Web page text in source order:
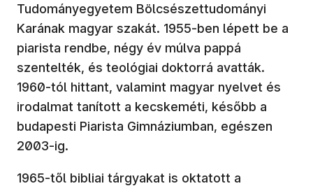
Tudományegyetem Bölcsészettudományi
Karának magyar szakát. 1955-ben lépett be a
piarista rendbe, négy év múlva pappá
szentelték, és teológiai doktorrá avatták.
1960-tól hittant, valamint magyar nyelvet és
irodalmat tanított a kecskeméti, később a
budapesti Piarista Gimnáziumban, egészen
2003-ig.
1965-től bibliai tárgyakat is oktatott a